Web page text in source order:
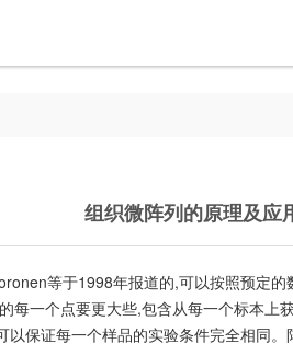
组织微阵列的原理及应
等于1998年报道的,可以按照预定
每一个点要更大些,包含从每一个标本
保证每一个样品的实验条件完全相同